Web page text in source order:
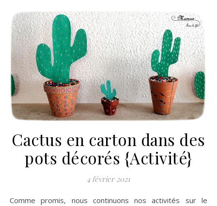
Cactus en carton dans des
pots décorés {Activité}
4 février 2021
Comme promis, nous continuons nos activités sur le